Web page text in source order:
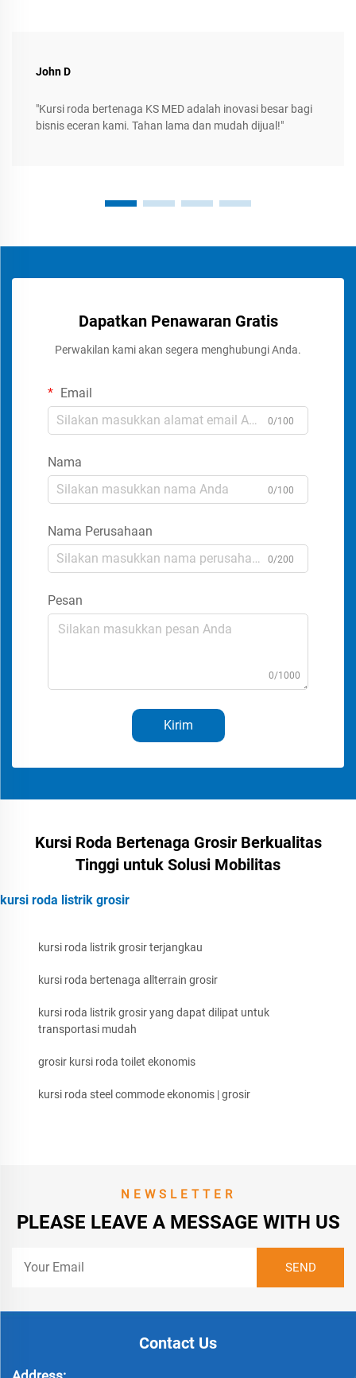
John D
"Kursi roda bertenaga KS MED adalah inovasi besar bagi
bisnis eceran kami. Tahan lama dan mudah dijual!"
Dapatkan Penawaran Gratis
Perwakilan kami akan segera menghubungi Anda.
Email
0/100
Nama
0/100
Nama Perusahaan
0/200
Pesan
0/1000
Kirim
Kursi Roda Bertenaga Grosir Berkualitas
Tinggi untuk Solusi Mobilitas
kursi roda listrik grosir
kursi roda listrik grosir terjangkau
kursi roda bertenaga allterrain grosir
kursi roda listrik grosir yang dapat dilipat untuk
transportasi mudah
grosir kursi roda toilet ekonomis
kursi roda steel commode ekonomis | grosir
NEWSLETTER
PLEASE LEAVE A MESSAGE WITH US
Contact Us